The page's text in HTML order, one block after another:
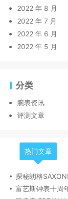
2022 年 8 月
2022 年 7 月
2022 年 6 月
2022 年 5 月
分类
腕表资讯
评测文章
热门文章
探秘朗格